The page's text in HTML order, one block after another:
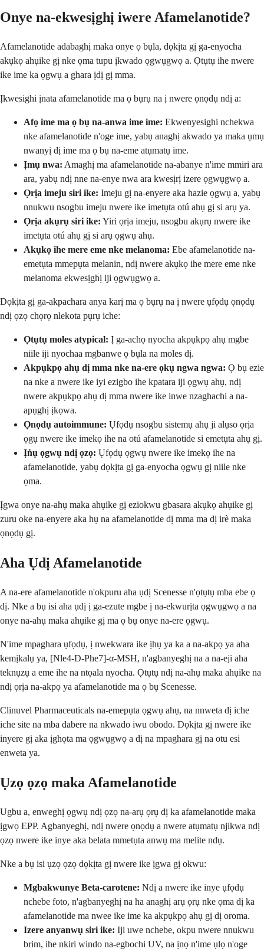
Onye na-ekwesịghị iwere Afamelanotide?
Afamelanotide adabaghị maka onye ọ bụla, dọkịta gị ga-enyocha
akụkọ ahụike gị nke ọma tupu ịkwado ọgwụgwọ a. Ọtụtụ ihe nwere
ike ime ka ọgwụ a ghara ịdị gị mma.
Ịkwesighi ịnata afamelanotide ma ọ bụrụ na ị nwere ọnọdụ ndị a:
Afọ ime ma ọ bụ na-anwa ime ime: Ekwenyesighi nchekwa
nke afamelanotide n'oge ime, yabụ anaghị akwado ya maka ụmụ
nwanyị dị ime ma ọ bụ na-eme atụmatụ ime.
Ịmụ nwa: Amaghị ma afamelanotide na-abanye n'ime mmiri ara
ara, yabụ ndị nne na-enye nwa ara kwesịrị izere ọgwụgwọ a.
Ọrịa imeju siri ike: Imeju gị na-enyere aka hazie ọgwụ a, yabụ
nnukwu nsogbu imeju nwere ike imetụta otú ahụ gị si arụ ya.
Ọrịa akụrụ siri ike: Yiri ọrịa imeju, nsogbu akụrụ nwere ike
imetụta otú ahụ gị si arụ ọgwụ ahụ.
Akụkọ ihe mere eme nke melanoma: Ebe afamelanotide na-
emetụta mmepụta melanin, ndị nwere akụkọ ihe mere eme nke
melanoma ekwesịghị iji ọgwụgwọ a.
Dọkịta gị ga-akpachara anya karị ma ọ bụrụ na ị nwere ụfọdụ ọnọdụ
ndị ọzọ chọrọ nlekota pụrụ iche:
Ọtụtụ moles atypical: Ị ga-achọ nyocha akpụkpọ ahụ mgbe
niile iji nyochaa mgbanwe ọ bụla na moles dị.
Akpụkpọ ahụ dị mma nke na-ere ọkụ ngwa ngwa: Ọ bụ ezie
na nke a nwere ike iyi ezigbo ihe kpatara iji ọgwụ ahụ, ndị
nwere akpụkpọ ahụ dị mma nwere ike inwe nzaghachi a na-
apụghị ịkọwa.
Ọnọdụ autoimmune: Ụfọdụ nsogbu sistemụ ahụ ji alụso ọrịa
ọgụ nwere ike imekọ ihe na otú afamelanotide si emetụta ahụ gị.
Ịṅụ ọgwụ ndị ọzọ: Ụfọdụ ọgwụ nwere ike imekọ ihe na
afamelanotide, yabụ dọkịta gị ga-enyocha ọgwụ gị niile nke
ọma.
Ịgwa onye na-ahụ maka ahụike gị eziokwu gbasara akụkọ ahụike gị
zuru oke na-enyere aka hụ na afamelanotide dị mma ma dị irè maka
ọnọdụ gị.
Aha Ụdị Afamelanotide
A na-ere afamelanotide n'okpuru aha ụdị Scenesse n'ọtụtụ mba ebe ọ
dị. Nke a bụ isi aha ụdị ị ga-ezute mgbe ị na-ekwurịta ọgwụgwọ a na
onye na-ahụ maka ahụike gị ma ọ bụ onye na-ere ọgwụ.
N'ime mpaghara ụfọdụ, ị nwekwara ike ịhụ ya ka a na-akpọ ya aha
kemịkalụ ya, [Nle4-D-Phe7]-α-MSH, n'agbanyeghị na a na-eji aha
teknụzụ a eme ihe na ntọala nyocha. Ọtụtụ ndị na-ahụ maka ahụike na
ndị ọrịa na-akpọ ya afamelanotide ma ọ bụ Scenesse.
Clinuvel Pharmaceuticals na-emepụta ọgwụ ahụ, na nnweta dị iche
iche site na mba dabere na nkwado iwu obodo. Dọkịta gị nwere ike
inyere gị aka ịghọta ma ọgwụgwọ a dị na mpaghara gị na otu esi
enweta ya.
Ụzọ ọzọ maka Afamelanotide
Ugbu a, enweghị ọgwụ ndị ọzọ na-arụ ọrụ dị ka afamelanotide maka
ịgwọ EPP. Agbanyeghị, ndị nwere ọnọdụ a nwere atụmatụ njikwa ndị
ọzọ nwere ike inye aka belata mmetụta anwụ ma melite ndụ.
Nke a bụ isi ụzọ ọzọ dọkịta gị nwere ike ịgwa gị okwu:
Mgbakwunye Beta-carotene: Ndị a nwere ike inye ụfọdụ
nchebe foto, n'agbanyeghị na ha anaghị arụ ọrụ nke ọma dị ka
afamelanotide ma nwee ike ime ka akpụkpọ ahụ gị dị oroma.
Izere anyanwụ siri ike: Iji uwe nchebe, okpu nwere nnukwu
brim, ihe nkiri windo na-egbochi UV, na ịnọ n'ime ụlọ n'oge